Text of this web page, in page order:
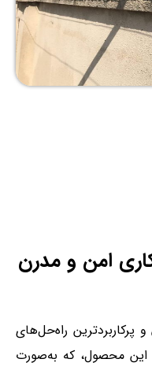
امن و مدرن
پرکاربردترین راه‌حل‌های
محصول، که به‌صورت